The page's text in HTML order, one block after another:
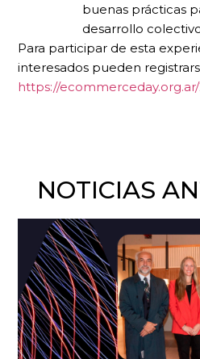
buenas prácticas
desarrollo
Para participar de esta
interesados pueden
https://
NOTICIAS